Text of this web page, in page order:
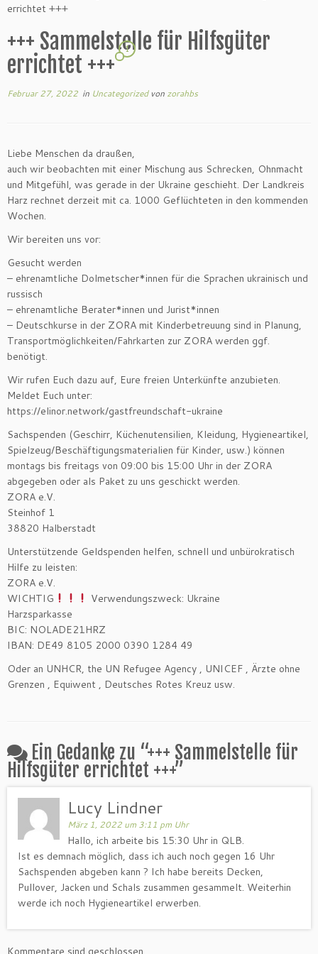
errichtet +++
+++ Sammelstelle für Hilfsgüter
errichtet +++
1
Februar 27, 2022 in Uncategorized von zorahbs
Liebe Menschen da draußen,
auch wir beobachten mit einer Mischung aus Schrecken, Ohnmacht
und Mitgefühl, was gerade in der Ukraine geschieht. Der Landkreis
Harz rechnet derzeit mit ca. 1000 Geflüchteten in den kommenden
Wochen.
Wir bereiten uns vor:
Gesucht werden
– ehrenamtliche Dolmetscher*innen für die Sprachen ukrainisch und
russisch
– ehrenamtliche Berater*innen und Jurist*innen
– Deutschkurse in der ZORA mit Kinderbetreuung sind in Planung,
Transportmöglichkeiten/Fahrkarten zur ZORA werden ggf.
benötigt.
Wir rufen Euch dazu auf, Eure freien Unterkünfte anzubieten.
Meldet Euch unter:
https://elinor.network/gastfreundschaft-ukraine
Sachspenden (Geschirr, Küchenutensilien, Kleidung, Hygieneartikel,
Spielzeug/Beschäftigungsmaterialien für Kinder, usw.) können
montags bis freitags von 09:00 bis 15:00 Uhr in der ZORA
abgegeben oder als Paket zu uns geschickt werden.
ZORA e.V.
Steinhof 1
38820 Halberstadt
Unterstützende Geldspenden helfen, schnell und unbürokratisch
Hilfe zu leisten:
ZORA e.V.
WICHTIG
Verwendungszweck: Ukraine
Harzsparkasse
BIC: NOLADE21HRZ
IBAN: DE49 8105 2000 0390 1284 49
Oder an UNHCR, the UN Refugee Agency , UNICEF , Ärzte ohne
Grenzen , Equiwent , Deutsches Rotes Kreuz usw.
Ein Gedanke zu “+++ Sammelstelle für
Hilfsgüter errichtet +++”
Lucy Lindner
März 1, 2022 um 3:11 pm Uhr
Hallo, ich arbeite bis 15:30 Uhr in QLB.
Ist es demnach möglich, dass ich auch noch gegen 16 Uhr
Sachspenden abgeben kann ? Ich habe bereits Decken,
Pullover, Jacken und Schals zusammen gesammelt. Weiterhin
werde ich noch Hygieneartikel erwerben.
Kommentare sind geschlossen.